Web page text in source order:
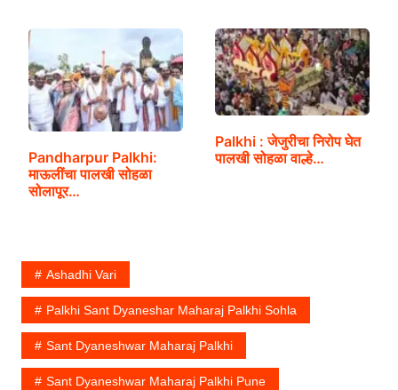
Pandharpur Palkhi:
माऊलींचा पालखी सोहळा
सोलापूर…
Palkhi : जेजुरीचा निरोप घेत
पालखी सोहळा वाल्हे…
Ashadhi Vari
Palkhi Sant Dyaneshar Maharaj Palkhi Sohla
Sant Dyaneshwar Maharaj Palkhi
Sant Dyaneshwar Maharaj Palkhi Pune